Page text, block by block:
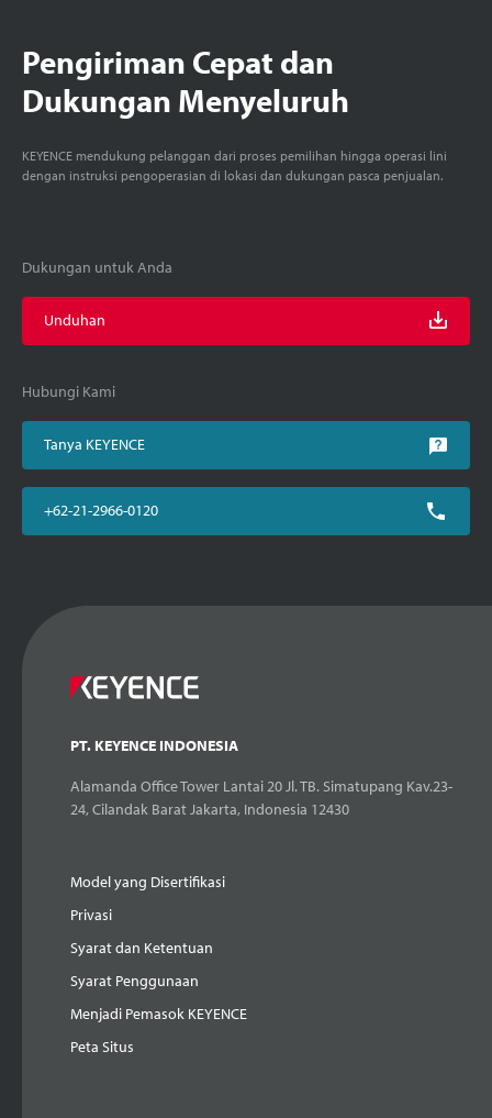
Pengiriman Cepat dan
Dukungan Menyeluruh
KEYENCE mendukung pelanggan dari proses pemilihan hingga operasi lini
dengan instruksi pengoperasian di lokasi dan dukungan pasca penjualan.
Dukungan untuk Anda
Unduhan
Hubungi Kami
Tanya KEYENCE
+62-21-2966-0120
PT. KEYENCE INDONESIA
Alamanda Office Tower Lantai 20 Jl. TB. Simatupang Kav.23-
24, Cilandak Barat Jakarta, Indonesia 12430
Model yang Disertifikasi
Privasi
Syarat dan Ketentuan
Syarat Penggunaan
Menjadi Pemasok KEYENCE
Peta Situs